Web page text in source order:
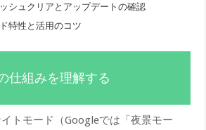
シュクリアとアップデートの確認
特性と活用のコツ
仕組みを理解する
トモード（Googleでは「夜景モー